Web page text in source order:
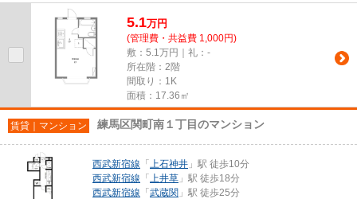
す。西武新宿線上石神井近くで快適...
5.1万円
(管理費・共益費 1,000円)
敷：5.1万円｜礼：-
所在階：2階
間取り：1K
面積：17.36㎡
賃貸｜マンション 練馬区関町南１丁目のマンション
西武新宿線 「 上石神井 」駅 徒歩10分
西武新宿線 「 上井草 」駅 徒歩18分
西武新宿線 「 武蔵関 」駅 徒歩25分